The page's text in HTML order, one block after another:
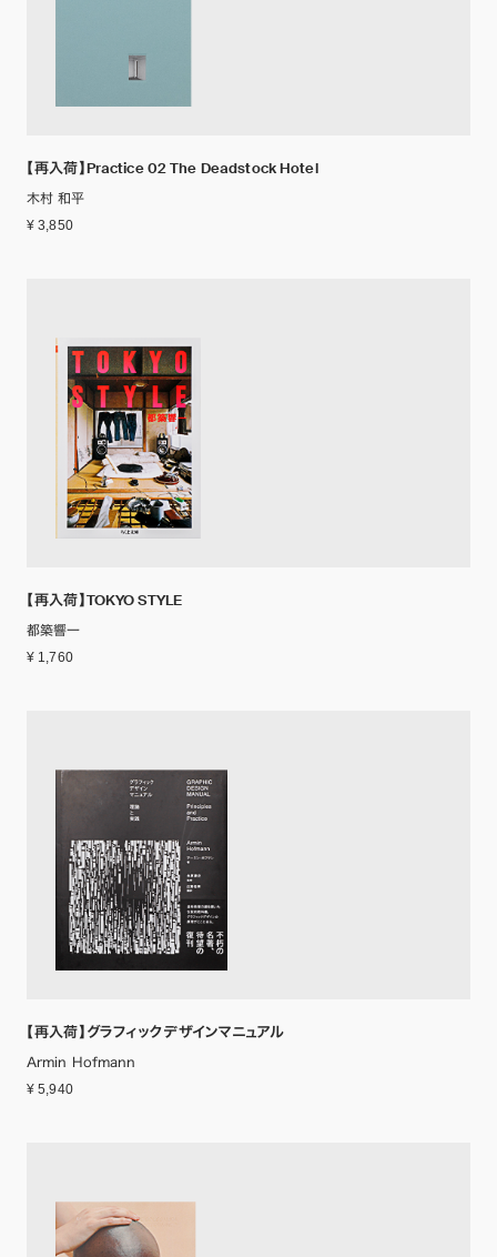
【再入荷】Practice 02 The Deadstock Hotel
木村 和平
¥ 3,850
【再入荷】TOKYO STYLE
都築響一
¥ 1,760
【再入荷】グラフィックデザインマニュアル
Armin Hofmann
¥ 5,940